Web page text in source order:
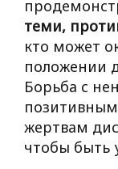
теми,
кто может
положении
Борьба с
жертвам
чтобы быть